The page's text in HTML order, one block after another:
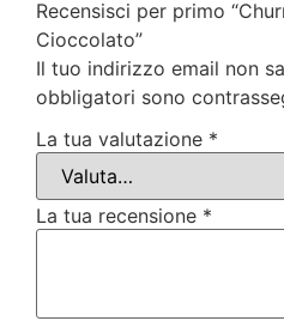
Recensisci per primo
Cioccolato”
Il tuo indirizzo email non
obbligatori sono
La tua valutazione *
La tua recensione *